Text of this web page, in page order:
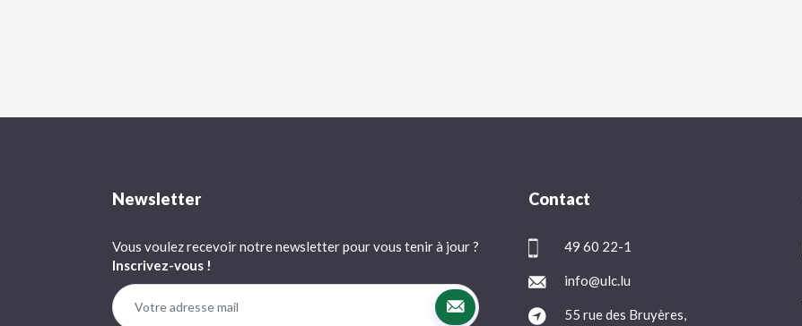
Newsletter
Vous voulez recevoir notre newsletter pour vous tenir à jour ?
Inscrivez-vous !
Contact
49 60 22-1
info@ulc.lu
55 rue des Bruyères,